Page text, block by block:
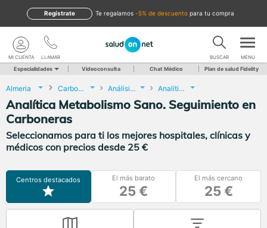
te regalamos -5% de descuento para tu compra
Regístrate
LLAMAR
MI CUENTA BUSCAR MENU
Especialidades Videoconsulta Chat Médico Plan de salud Fidelity
Almeria Carboneras Análisis Clínicos Analítica Metabolismo Sano. Seguimiento
Analítica Metabolismo Sano. Seguimiento en
Carboneras
Seleccionamos para ti los mejores hospitales, clínicas y
médicos con precios desde 25 €
Centros destacados El más barato
25 €
El más cercano
25 €